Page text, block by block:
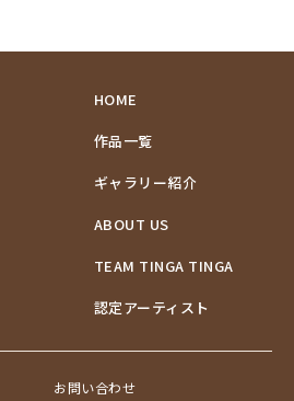
HOME
作品一覧
ギャラリー紹介
ABOUT US
TEAM TINGA TINGA
認定アーティスト
お問い合わせ